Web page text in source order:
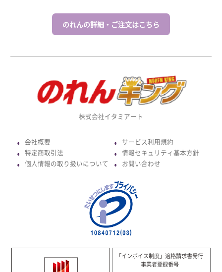
のれんの詳細・ご注文はこちら
株式会社イタミアート
● 会社概要
● 特定商取引法
● 個人情報の取り扱いについて
● サービス利用規約
● 情報セキュリティ基本方針
● お問い合わせ
「インボイス制度」適格請求書発行
事業者登録番号